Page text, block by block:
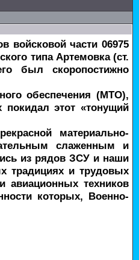
войсковой части 06975
типа Артемовка (ст.
был скоропостижно
обеспечения (МТО),
этот «тонущий
материально-
слаженным и
из рядов ЗСУ и наши
традициях и трудовых
авиационных техников
которых, Военно-